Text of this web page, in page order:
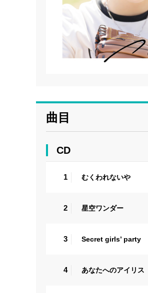
曲目
CD
1 むくわれないや
2 星空ワンダー
3 Secret girls’ party
4 あなたへのアイリス